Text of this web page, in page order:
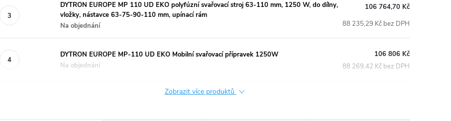
DYTRON EUROPE MP 110 UD EKO polyfúzní svařovací stroj 63-110 mm, 1250 W, do dílny,
vložky, nástavce 63-75-90-110 mm, upínací rám
Na objednání
106 764,70 Kč
88 235,29 Kč bez DPH
DYTRON EUROPE MP-110 UD EKO Mobilní svařovací přípravek 1250W
Na objednání
106 806 Kč
88 269,42 Kč bez DPH
Zobrazit více produktů